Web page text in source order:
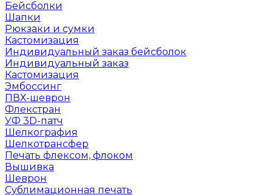
Бейсболки
Шапки
Рюкзаки и сумки
Кастомизация
Индивидуальный заказ бейсболок
Индивидуальный заказ
Кастомизация
Эмбоссинг
ПВХ-шеврон
Флекстран
УФ 3D-патч
Шелкография
Шелкотрансфер
Печать флексом, флоком
Вышивка
Шеврон
Сублимационная печать